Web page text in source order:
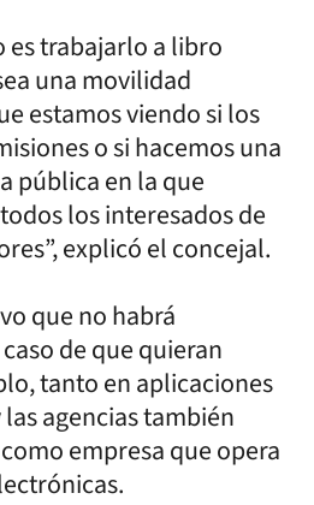
es trabajarlo a libro
una movilidad
estamos viendo si los
o si hacemos una
pública en la que
los interesados de
explicó el concejal.
que no habrá
de que quieran
tanto en aplicaciones
agencias también
empresa que opera